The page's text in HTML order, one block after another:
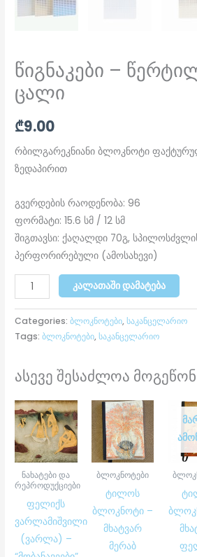
წიგნაკები –
ცალი
₾9.00
რბილგარეკნიანი ბლოკნოტი
ზედაპირით
გვერდების რაოდენობა: 96
ფორმატი: 15.6 სმ / 12 სმ
შიგთავსი: ქაღალდი 70გ,
პერფორირებული (ამოსახევი)
ᲙᲐᲚᲐᲗᲐᲨᲘ ᲓᲐᲛᲐᲢᲔᲑᲐ
Categories:ბლოკნოტები,საკანცელარიო
Tags:ბლოკნოტები,საკანცელარიო
ასევე შესაძლოა
ნახატები და
რეპროდუქციები
ფელიქს
ვარლამიშვილი
(ვარლა) –
ბლოკნოტები
ტილოს
ბლოკნოტი –
მხატვარ
მერაბ